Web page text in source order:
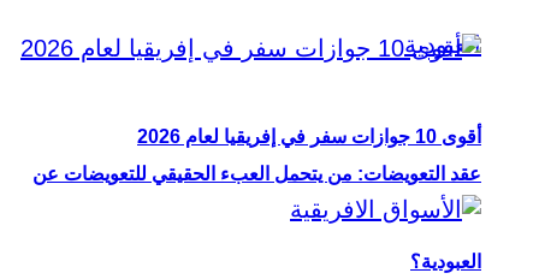
عقد التعويضات: من يتحمل العبء الحقيقي للتعويضات عن
العبودية؟
أقوى 10 جوازات سفر في إفريقيا لعام 2026